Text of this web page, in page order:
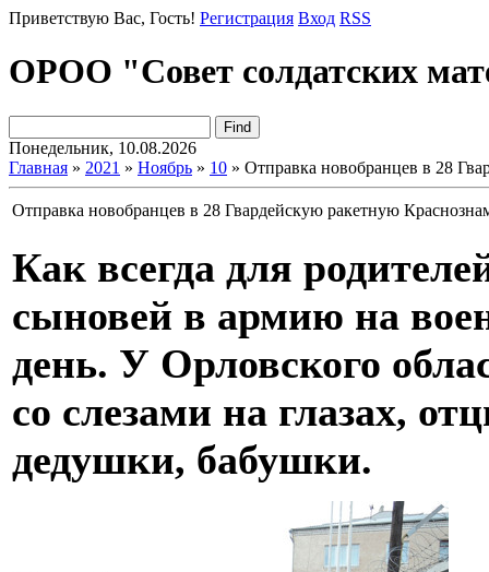
Приветствую Вас, Гость! Регистрация Вход RSS
ОРОО "Совет солдатских
Понедельник, 10.08.2026
Главная » 2021 » Ноябрь » 10 » Отправка новобранцев в 28
Отправка новобранцев в 28 Гвардейскую ракетную
Как всегда для
сыновей в армию на
день. У Орловского
со слезами на глазах,
дедушки, бабушки.